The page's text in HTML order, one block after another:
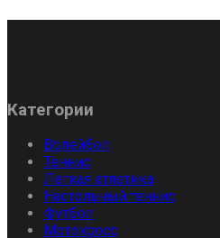
Категории
Волейбол
Теннис
Легкая атлетика
Настольный теннис
Футбол
Мотокросс